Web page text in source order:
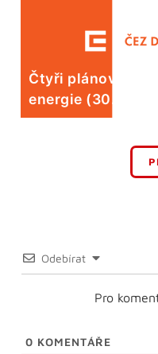
Čtyři plánované
energie (30. 7.)
Odebírat
Pro
0 KOMENTÁŘE